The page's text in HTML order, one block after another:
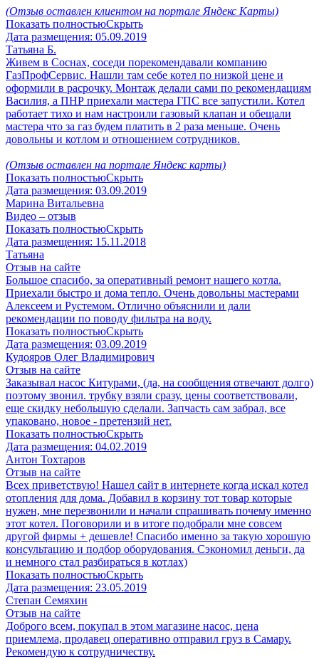
(Отзыв оставлен клиентом на портале Яндекс Карты)
Показать полностьюСкрыть
Дата размещения: 05.09.2019
Татьяна Б.
Живем в Соснах, соседи порекомендавали компанию
ГазПрофСервис. Нашли там себе котел по низкой цене и
оформили в расрочку. Монтаж делали сами по рекомендациям
Василия, а ПНР приехали мастера ГПС все запустили. Котел
работает тихо и нам настроили газовый клапан и обещали
мастера что за газ будем платить в 2 раза меньше. Очень
довольны и котлом и отношением сотрудников.
(Отзыв оставлен на портале Яндекс карты)
Показать полностьюСкрыть
Дата размещения: 03.09.2019
Марина Витальевна
Видео – отзыв
Показать полностьюСкрыть
Дата размещения: 15.11.2018
Татьяна
Отзыв на сайте
Большое спасибо, за оперативный ремонт нашего котла.
Приехали быстро и дома тепло. Очень довольны мастерами
Алексеем и Рустемом. Отлично объяснили и дали
рекомендации по поводу фильтра на воду.
Показать полностьюСкрыть
Дата размещения: 03.09.2019
Кудояров Олег Владимирович
Отзыв на сайте
Заказывал насос Китурами, (да, на сообщения отвечают долго)
поэтому звонил. трубку взяли сразу, цены соответствовали,
еще скидку небольшую сделали. Запчасть сам забрал, все
упаковано, новое - претензий нет.
Показать полностьюСкрыть
Дата размещения: 04.02.2019
Антон Тохтаров
Отзыв на сайте
Всех приветствую! Нашел сайт в интернете когда искал котел
отопления для дома. Добавил в корзину тот товар которые
нужен, мне перезвонили и начали спрашивать почему именно
этот котел. Поговорили и в итоге подобрали мне совсем
другой фирмы + дешевле! Спасибо именно за такую хорошую
консультацию и подбор оборудования. Сэкономил деньги, да
и немного стал разбираться в котлах)
Показать полностьюСкрыть
Дата размещения: 23.05.2019
Степан Семяхин
Отзыв на сайте
Доброго всем, покупал в этом магазине насос, цена
приемлема, продавец оперативно отправил груз в Самару.
Рекомендую к сотрудничеству.